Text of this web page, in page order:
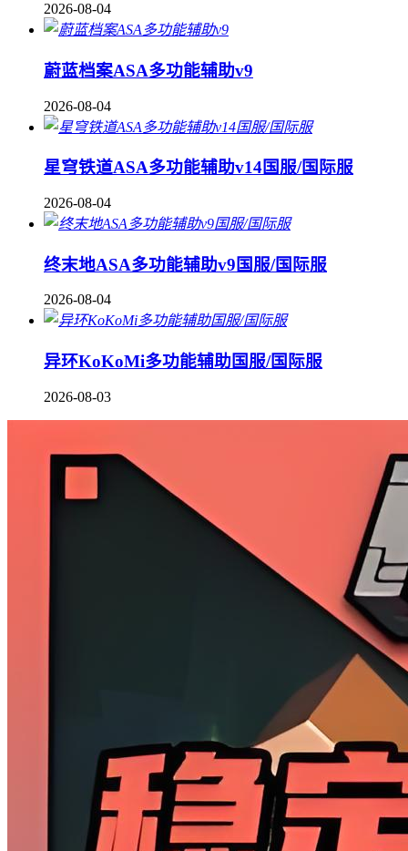
2026-08-04
蔚蓝档案ASA多功能辅助v9
2026-08-04
星穹铁道ASA多功能辅助v14国服/国际服
2026-08-04
终末地ASA多功能辅助v9国服/国际服
2026-08-04
异环KoKoMi多功能辅助国服/国际服
2026-08-03